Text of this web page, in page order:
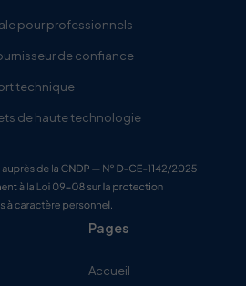
pour professionnels
de confiance
technique
de haute technologie
Pages
Accueil